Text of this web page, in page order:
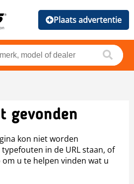
Plaats advertentie
gevonden
kon niet worden
in de URL staan, of
u te helpen vinden wat u